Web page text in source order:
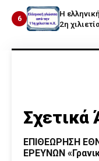
6
Η
2η
Σχετικά
ΕΠΙΘΕΩΡΗΣΗ
ΕΡΕΥΝΩΝ